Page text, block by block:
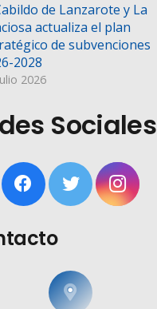
de Lanzarote y La
actualiza el plan
de subvenciones
2028
2026
Sociales